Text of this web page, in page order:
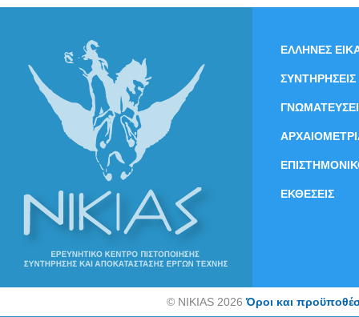
ΕΛΛΗΝΕΣ
ΣΥΝΤΗΡΗΣΕΙΣ
ΕΚΘΕΣΕΙΣ
©NIKIAS 2026Όροι και